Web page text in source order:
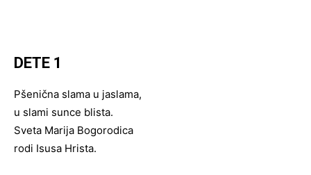
DETE 1
Pšenična slama u jaslama,
u slami sunce blista.
Sveta Marija Bogorodica
rodi Isusa Hrista.